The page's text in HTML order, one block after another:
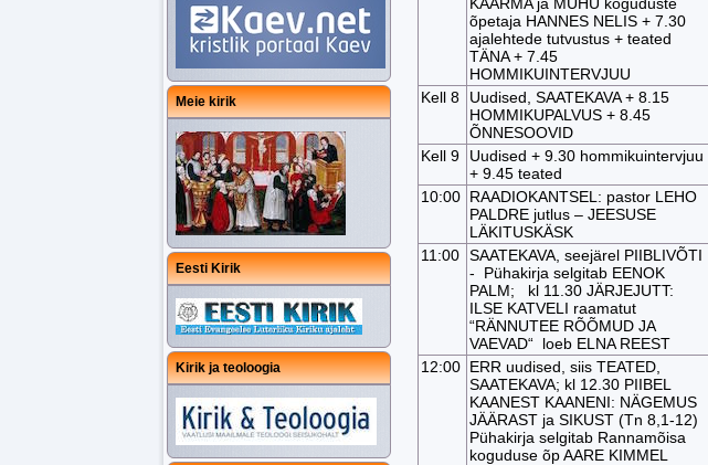
Meie kirik
Eesti Kirik
Kirik ja teoloogia
õpetaja HANNES NELIS + 7.30
ajalehtede tutvustus + teated
TÄNA + 7.45
HOMMIKUINTERVJUU
Kell 8
Uudised, SAATEKAVA + 8.15
HOMMIKUPALVUS + 8.45
ÕNNESOOVID
Kell 9
Uudised + 9.30 hommikuintervjuu
+ 9.45 teated
10:00 RAADIOKANTSEL: pastor LEHO
PALDRE jutlus – JEESUSE
LÄKITUSKÄSK
11:00 SAATEKAVA, seejärel PIIBLIVÕTI
- Pühakirja selgitab EENOK
PALM; kl 11.30 JÄRJEJUTT:
ILSE KATVELI raamatut
“RÄNNUTEE RÕÕMUD JA
VAEVAD“ loeb ELNA REEST
12:00 ERR uudised, siis TEATED,
SAATEKAVA; kl 12.30 PIIBEL
KAANEST KAANENI: NÄGEMUS
JÄÄRAST ja SIKUST (Tn 8,1-12)
Pühakirja selgitab Rannamõisa
koguduse õp AARE KIMMEL